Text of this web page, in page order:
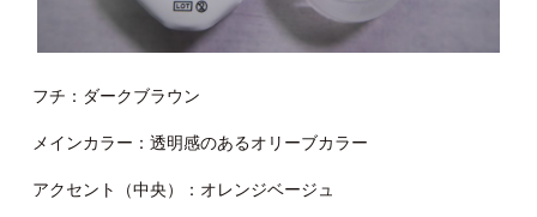
フチ：ダークブラウン
メインカラー：透明感のあるオリーブカラー
アクセント（中央）：オレンジベージュ